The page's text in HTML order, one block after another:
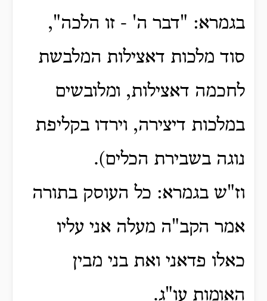
בגמרא: "דבר ה' - זו הלכה",
סוד מלכות דאצילות המלבשת
לחכמה דאצילות, ומלובשים
במלכות דיצירה, וירדו בקליפת
נוגה בשבירת הכלים).
וז"ש בגמרא: כל העוסק בתורה
אמר הקב"ה מעלה אני עליו
כאלו פדאני ואת בני מבין
האומות עו"ג.